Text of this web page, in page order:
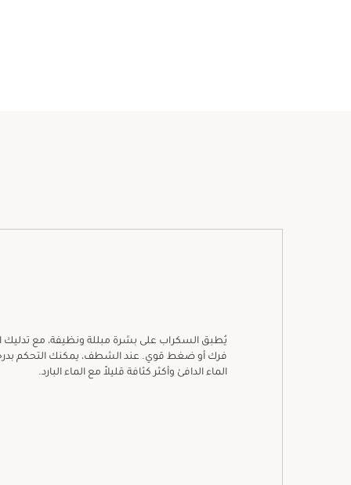
يُطبق السكراب على بشرة مبللة ونظيفة، مع تدليك
فرك أو ضغط قوي. عند الشطف، يمكنك التحكم
الماء الدافئ وأكثر كثافة قليلاً مع الماء البارد.